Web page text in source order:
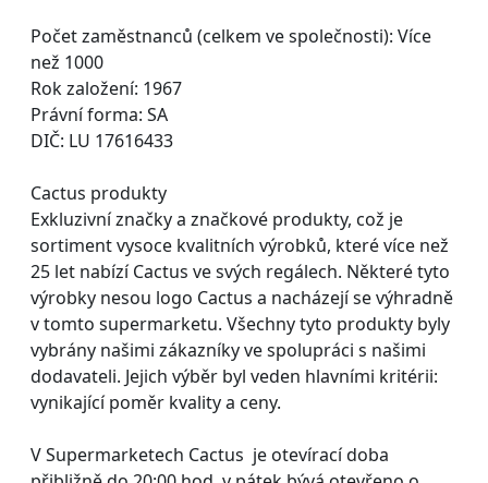
Počet zaměstnanců (celkem ve společnosti): Více
než 1000
Rok založení: 1967
Právní forma: SA
DIČ: LU 17616433
Cactus produkty
Exkluzivní značky a značkové produkty, což je
sortiment vysoce kvalitních výrobků, které více než
25 let nabízí Cactus ve svých regálech. Některé tyto
výrobky nesou logo Cactus a nacházejí se výhradně
v tomto supermarketu. Všechny tyto produkty byly
vybrány našimi zákazníky ve spolupráci s našimi
dodavateli. Jejich výběr byl veden hlavními kritérii:
vynikající poměr kvality a ceny.
V Supermarketech Cactus je otevírací doba